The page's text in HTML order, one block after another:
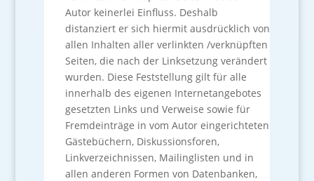
Autor keinerlei Einfluss. Deshalb
distanziert er sich hiermit ausdrücklich von
allen Inhalten aller verlinkten /verknüpften
Seiten, die nach der Linksetzung verändert
wurden. Diese Feststellung gilt für alle
innerhalb des eigenen Internetangebotes
gesetzten Links und Verweise sowie für
Fremdeinträge in vom Autor eingerichteten
Gästebüchern, Diskussionsforen,
Linkverzeichnissen, Mailinglisten und in
allen anderen Formen von Datenbanken,